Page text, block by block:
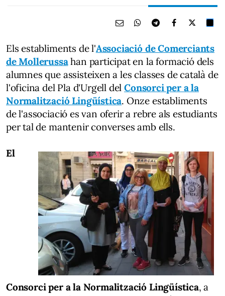
Els establiments de l'Associació de Comerciants
de Mollerussahan participat en la formació dels
alumnes que assisteixen a les classes de català de
l'oficina del Pla d'Urgell delConsorci per a la
Normalització Lingüística. Onze establiments
de l'associació es van oferir a rebre als estudiants
per tal de mantenir converses amb ells.
El
Consorci per a la Normalització Lingüística, a